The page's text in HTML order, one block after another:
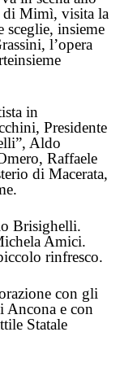
di Mimì, visita la
sceglie, insieme
l’opera
in
Presidente
Aldo
Raffaele
di Macerata,
Brisighelli.
Amici.
rinfresco.
con gli
Ancona e con
Statale